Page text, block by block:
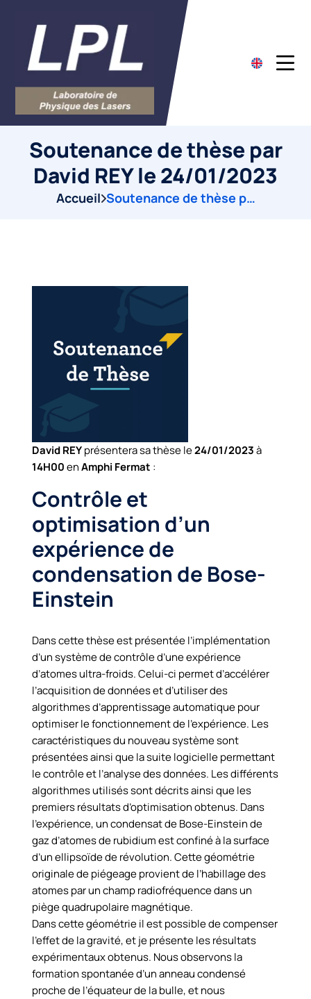
Soutenance de thèse par
David REY le 24/01/2023
Accueil Soutenance de thèse par David REY le 24/01/2023
David REYprésentera sa thèse le24/01/2023à
14H00enAmphi Fermat :
Contrôle et
optimisation d’un
expérience de
condensation de Bose-
Einstein
Dans cette thèse est présentée l’implémentation
d’un système de contrôle d’une expérience
d’atomes ultra-froids. Celui-ci permet d’accélérer
l’acquisition de données et d’utiliser des
algorithmes d’apprentissage automatique pour
optimiser le fonctionnement de l’expérience. Les
caractéristiques du nouveau système sont
présentées ainsi que la suite logicielle permettant
le contrôle et l’analyse des données. Les différents
algorithmes utilisés sont décrits ainsi que les
premiers résultats d’optimisation obtenus. Dans
l’expérience, un condensat de Bose-Einstein de
gaz d’atomes de rubidium est confiné à la surface
d’un ellipsoïde de révolution. Cette géométrie
originale de piégeage provient de l’habillage des
atomes par un champ radiofréquence dans un
piège quadrupolaire magnétique.
Dans cette géométrie il est possible de compenser
l’effet de la gravité, et je présente les résultats
expérimentaux obtenus. Nous observons la
formation spontanée d’un anneau condensé
proche de l’équateur de la bulle, et nous